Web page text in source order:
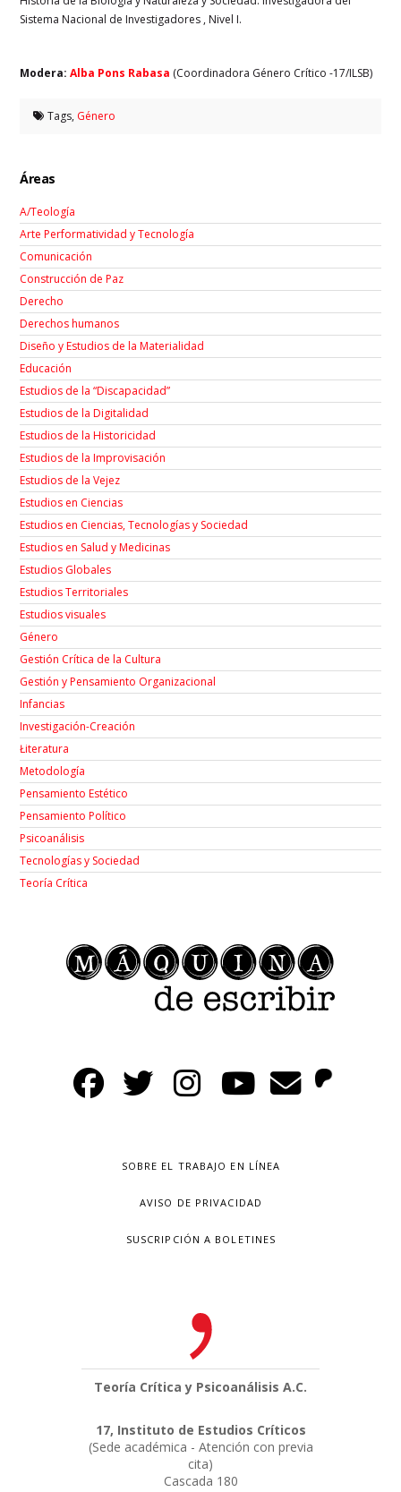
Sistema Nacional de Investigadores , Nivel I.
Modera: Alba Pons Rabasa (Coordinadora Género Crítico -17/ILSB)
Tags, Género
Áreas
A/Teología
Arte Performatividad y Tecnología
Comunicación
Construcción de Paz
Derecho
Derechos humanos
Diseño y Estudios de la Materialidad
Educación
Estudios de la “Discapacidad”
Estudios de la Digitalidad
Estudios de la Historicidad
Estudios de la Improvisación
Estudios de la Vejez
Estudios en Ciencias
Estudios en Ciencias, Tecnologías y Sociedad
Estudios en Salud y Medicinas
Estudios Globales
Estudios Territoriales
Estudios visuales
Género
Gestión Crítica de la Cultura
Gestión y Pensamiento Organizacional
Infancias
Investigación-Creación
Łiteratura
Metodología
Pensamiento Estético
Pensamiento Político
Psicoanálisis
Tecnologías y Sociedad
Teoría Crítica
SOBRE EL TRABAJO EN LÍNEA
AVISO DE PRIVACIDAD
SUSCRIPCIÓN A BOLETINES
Teoría Crítica y Psicoanálisis A.C.
17, Instituto de Estudios Críticos
(Sede académica - Atención con previa
cita)
Cascada 180